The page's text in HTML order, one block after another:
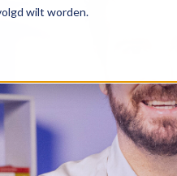
wilt worden.